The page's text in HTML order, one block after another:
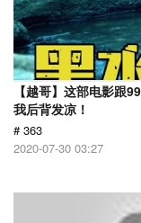
【越哥】这部电影跟
我后背发凉！
# 363
2020-07-30 03:27